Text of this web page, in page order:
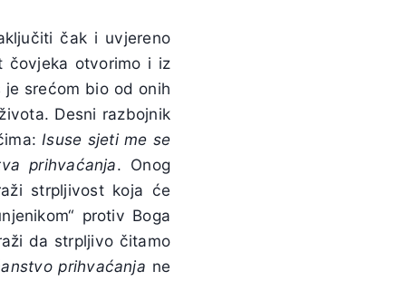
čak i uvjereno
čovjeka otvorimo i iz
srećom bio od onih
Desni razbojnik
Isuse sjeti me se
prihvaćanja. Onog
strpljivost koja će
protiv Boga
da strpljivo čitamo
prihvaćanja ne